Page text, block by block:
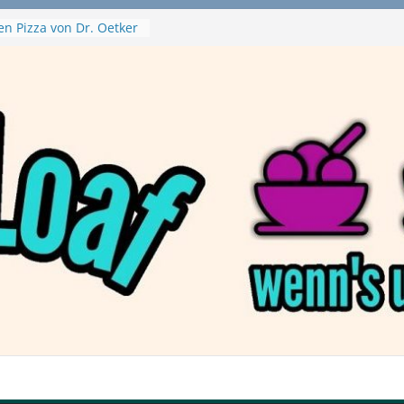
Pizza von Dr. Oetker
Nuggets und
– wirklich vegan?
Haftbefehl /